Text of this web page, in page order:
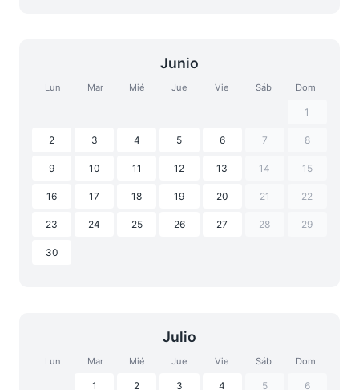
Junio
Lun Mar Mié Jue Vie Sáb Dom
1
2 3 4 5 6 7 8
9 10 11 12 13 14 15
16 17 18 19 20 21 22
23 24 25 26 27 28 29
30
Julio
Lun Mar Mié Jue Vie Sáb Dom
1 2 3 4 5 6